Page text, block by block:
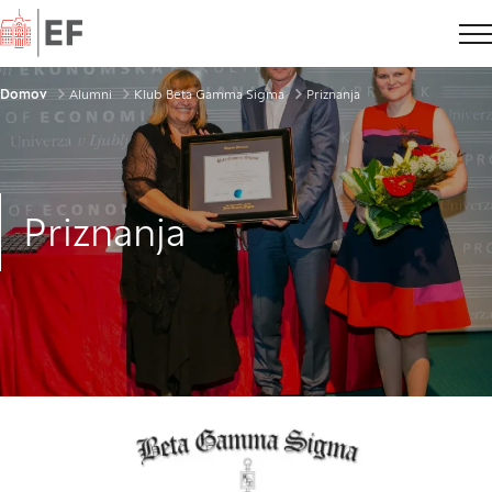
Domov
Drobtinice
Domov Alumni Klub Beta Gamma Sigma Priznanja
Priznanja